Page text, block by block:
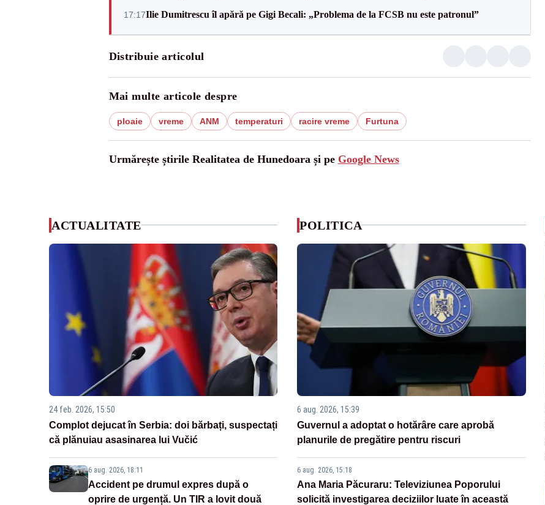
17:17Ilie Dumitrescu îl apără pe Gigi Becali: „Problema de la FCSB nu este patronul”
Distribuie articolul
Mai multe articole despre
ploaie vreme ANM temperaturi racire vreme Furtuna
Urmărește știrile Realitatea de Hunedoara și pe Google News
ACTUALITATE
24 feb. 2026, 15:50
Complot dejucat în Serbia: doi bărbați, suspectați
că plănuiau asasinarea lui Vučić
6 aug. 2026, 18:11
Accident pe drumul expres după o
oprire de urgență. Un TIR a lovit două
POLITICA
6 aug. 2026, 15:39
Guvernul a adoptat o hotărâre care aprobă
planurile de pregătire pentru riscuri
6 aug. 2026, 15:18
Ana Maria Păcuraru: Televiziunea Poporului
solicită investigarea deciziilor luate în această